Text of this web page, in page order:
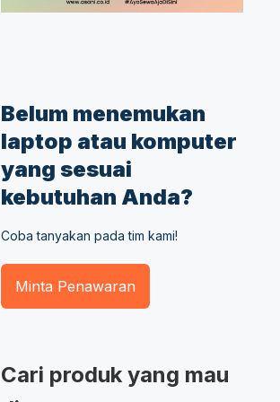
Belum menemukan
laptop atau komputer
yang sesuai
kebutuhan Anda?
Coba tanyakan pada tim kami!
Minta Penawaran
Cari produk yang mau